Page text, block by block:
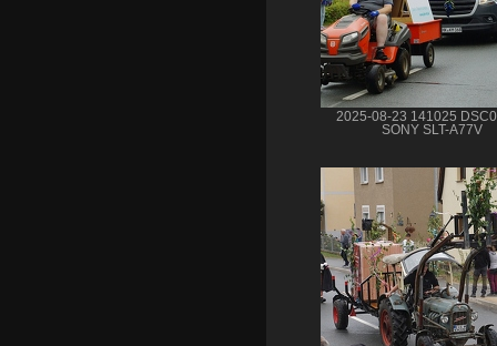
2025-08-23 141025
SONY SLT-A77V